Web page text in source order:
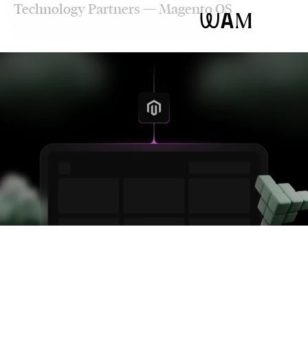
WAM
Technology Partners — Magento OS